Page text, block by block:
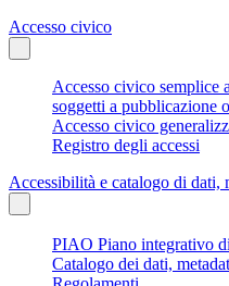
Accesso civico
Accesso civico semplice
soggetti a pubblicazione
Accesso civico
Registro degli accessi
Accessibilità e catalogo di dati,
PIAO Piano integrativo
Catalogo dei dati,